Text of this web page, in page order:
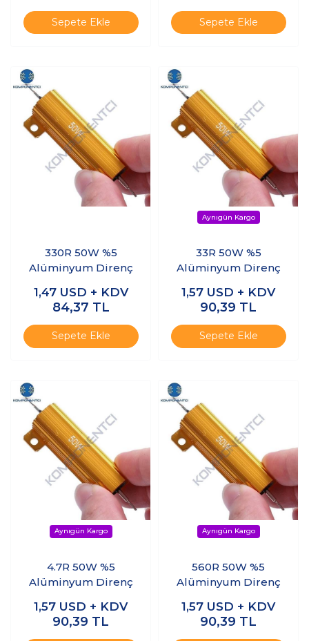
Sepete Ekle Sepete Ekle
330R 50W %5
Alüminyum Direnç
1,47 USD + KDV
84,37 TL
Sepete Ekle
33R 50W %5
Alüminyum Direnç
1,57 USD + KDV
90,39 TL
Sepete Ekle
4.7R 50W %5
Alüminyum Direnç
1,57 USD + KDV
90,39 TL
560R 50W %5
Alüminyum Direnç
1,57 USD + KDV
90,39 TL